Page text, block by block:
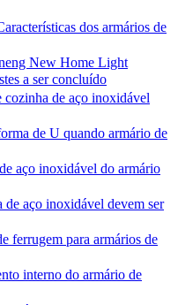
dos armários de
New Home Light
a ser concluído
cozinha de aço inoxidável
de U quando armário de
aço inoxidável do armário
de aço inoxidável devem ser
ferrugem para armários de
interno do armário de